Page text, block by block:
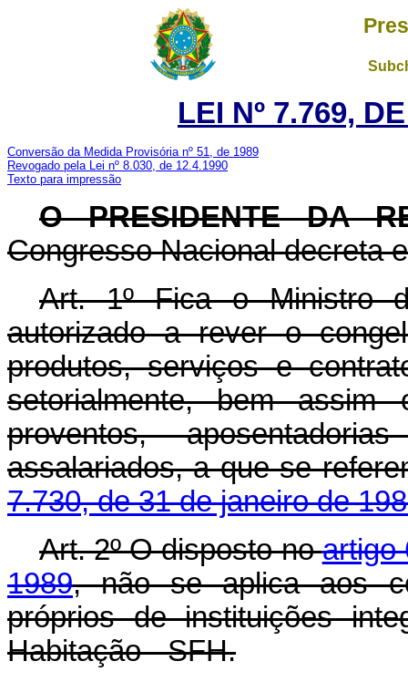
LEI Nº 7.769,
Conversão da Medida Provisória nº 51, de 1989
Revogado pela Lei nº 8.030, de 12.4.1990
Texto para impressão
O PRESIDENTE DA
Congresso Nacional decreta
Art. 1º Fica o Ministro
autorizado a rever o
produtos, serviços e
setorialmente, bem assim
proventos,
assalariados, a que se
7.730, de 31 de janeiro de
Art. 2º O disposto noartigo
1989, não se aplica aos
próprios de instituições
Habitação - SFH.